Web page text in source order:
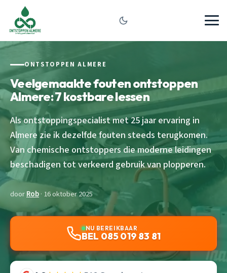
ONTSTOPPEN ALMERE
Veelgemaakte fouten ontstoppen
Almere: 7 kostbare lessen
Als ontstoppingspecialist met 25 jaar ervaring in
Almere zie ik dezelfde fouten steeds terugkomen.
Van chemische ontstoppers die moderne leidingen
beschadigen tot verkeerd gebruik van plopperen.
doorRob· 16 oktober 2025
NU BEREIKBAAR
BEL 085 019 83 81